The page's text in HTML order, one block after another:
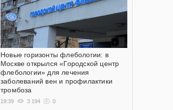
Новые горизонты флебологии: в
Москве открылся «Городской центр
флебологии» для лечения
заболеваний вен и профилактики
тромбоза
19:39 3 194 0